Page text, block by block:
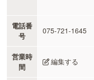
電話番
号
075-721-1645
営業時
間
編集する